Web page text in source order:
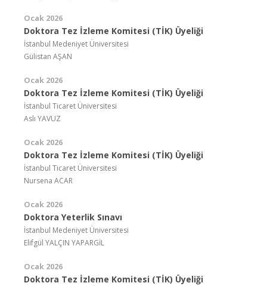
Ocak 2026
Doktora Tez İzleme Komitesi (TİK) Üyeliği
İstanbul Medeniyet Üniversitesi
Gülistan AŞAN
Ocak 2026
Doktora Tez İzleme Komitesi (TİK) Üyeliği
İstanbul Ticaret Üniversitesi
Aslı YAVUZ
Ocak 2026
Doktora Tez İzleme Komitesi (TİK) Üyeliği
İstanbul Ticaret Üniversitesi
Nursena ACAR
Ocak 2026
Doktora Yeterlik Sınavı
İstanbul Medeniyet Üniversitesi
Elifgül YALÇIN YAPARGİL
Ocak 2026
Doktora Tez İzleme Komitesi (TİK) Üyeliği